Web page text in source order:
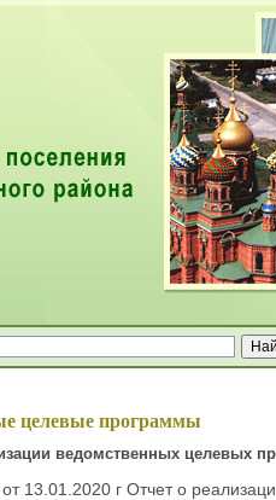
целевые программы
ведомственных целевых
13.01.2020 г Отчет о